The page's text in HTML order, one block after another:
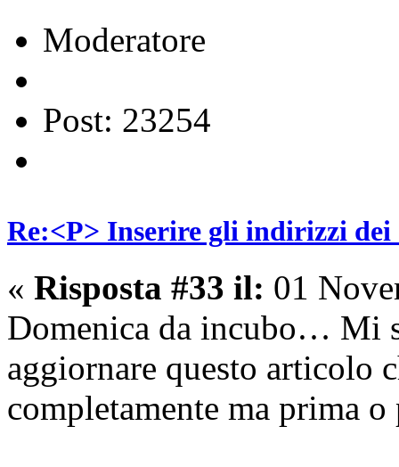
Moderatore
Post: 23254
Re:<P> Inserire gli indirizzi
« Risposta #33 il: 01
Domenica da incubo… Mi
aggiornare questo articolo
completamente ma prima